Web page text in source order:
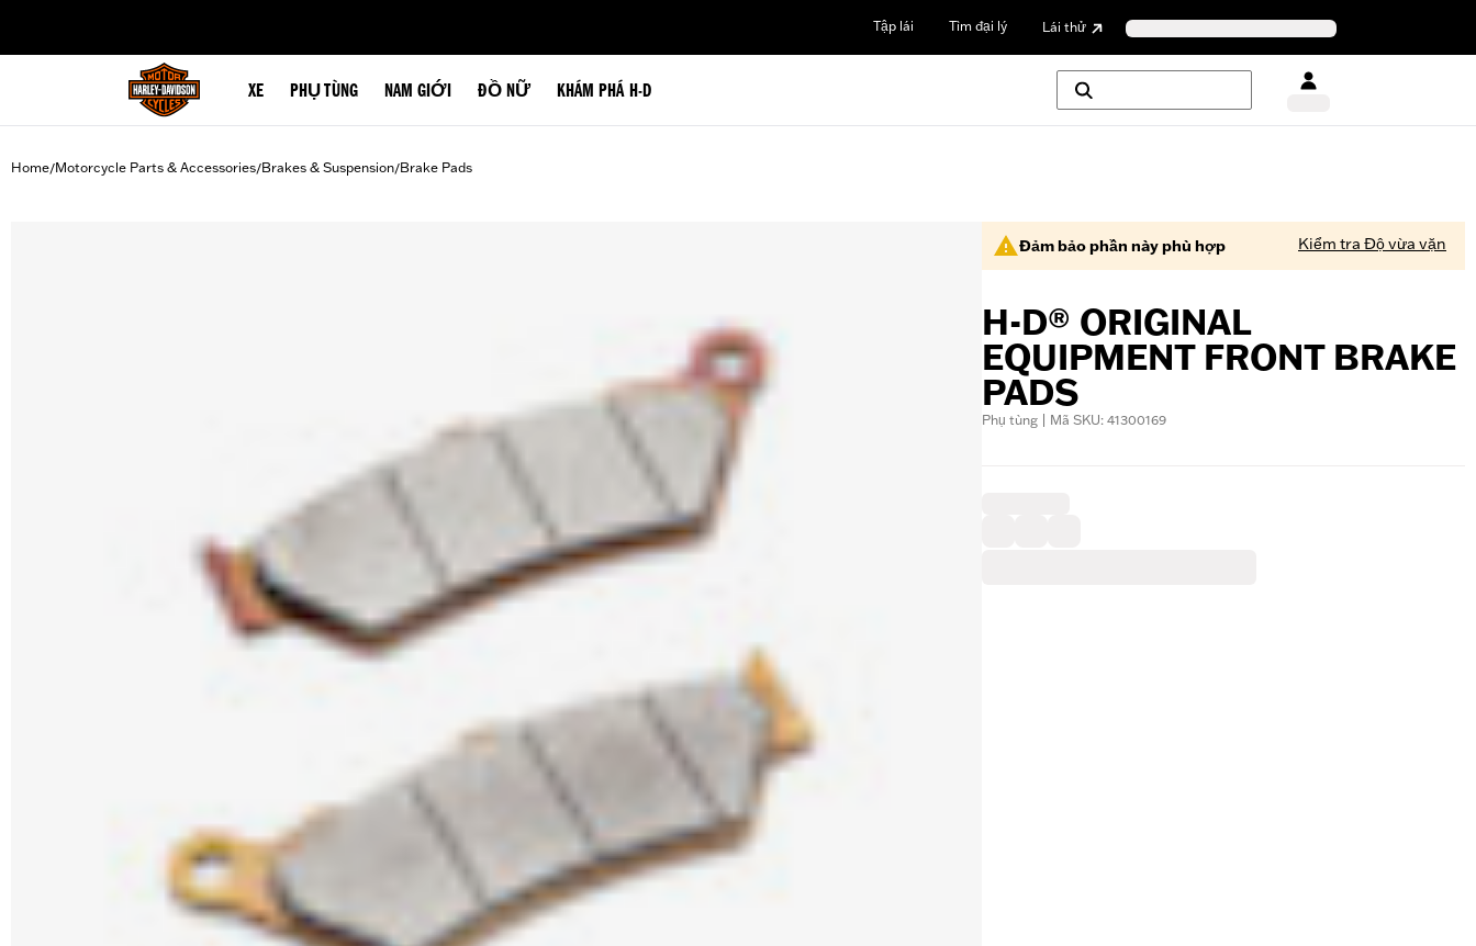
Tập lái Tìm đại lý Lái thử
XE PHỤ TÙNG NAM GIỚI ĐỒ NỮ KHÁM PHÁ H-D
Home/Motorcycle Parts & Accessories/Brakes & Suspension/Brake Pads
Đảm bảo phần này phù hợp Kiểm tra Độ vừa vặn
H-D® ORIGINAL
EQUIPMENT FRONT BRAKE
PADS
Phụ tùng | Mã SKU: 41300169